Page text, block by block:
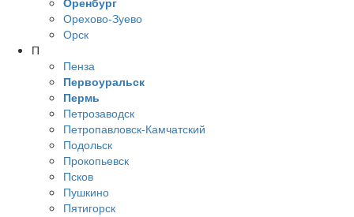
Орехово-Зуево
Орск
П
Пенза
Первоуральск
Пермь
Петрозаводск
Петропавловск-Камчатский
Подольск
Прокопьевск
Псков
Пушкино
Пятигорск